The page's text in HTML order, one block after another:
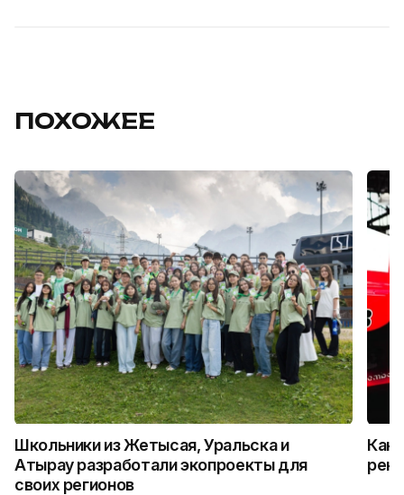
ПОХОЖЕЕ
Школьники из Жетысая, Уральска и
Атырау разработали экопроекты для
своих регионов
Как